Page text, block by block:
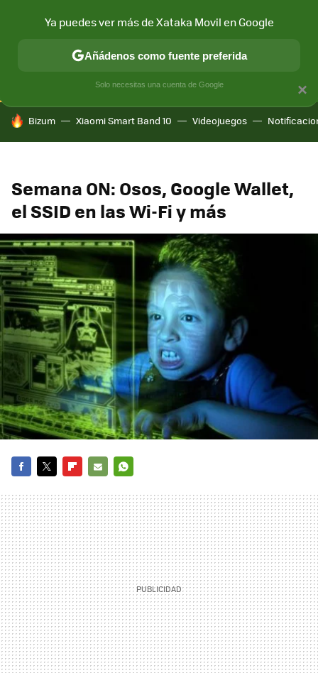
CONECTIVIDAD MÓVIL Y SOCIEDAD APLICACIONES
HOY SE HABLA DE
Bizum Xiaomi Smart Band 10 Videojuegos
Semana ON: Osos, Google Wallet,
el SSID en las Wi-Fi y más
MAIL
×
Ya puedes ver más de Xataka Movil en Google
Añádenos como fuente preferida
Solo necesitas una cuenta de Google